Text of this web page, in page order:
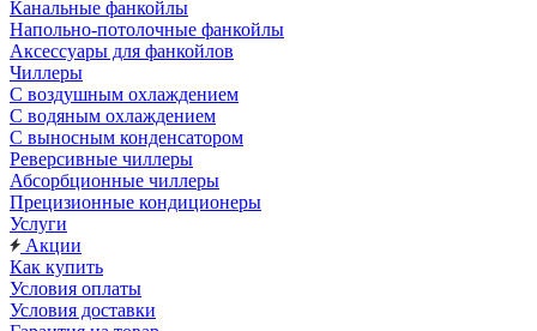
Канальные фанкойлы
Напольно-потолочные фанкойлы
Аксессуары для фанкойлов
Чиллеры
С воздушным охлаждением
С водяным охлаждением
С выносным конденсатором
Реверсивные чиллеры
Абсорбционные чиллеры
Прецизионные кондиционеры
Услуги
Акции
Как купить
Условия оплаты
Условия доставки